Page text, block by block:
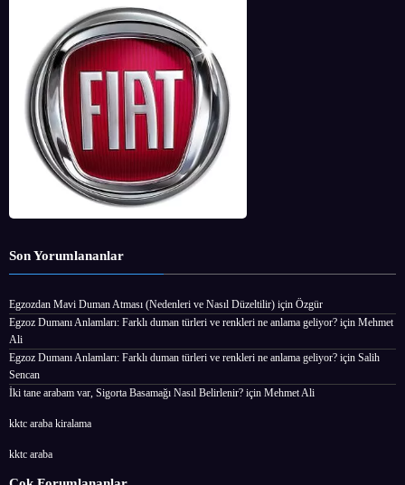
Son Yorumlananlar
Egzozdan Mavi Duman Atması (Nedenleri ve Nasıl Düzeltilir) için Özgür
Egzoz Dumanı Anlamları: Farklı duman türleri ve renkleri ne anlama geliyor? için Mehmet
Ali
Egzoz Dumanı Anlamları: Farklı duman türleri ve renkleri ne anlama geliyor? için Salih
Sencan
İki tane arabam var, Sigorta Basamağı Nasıl Belirlenir? için Mehmet Ali
kktc araba kiralama
kktc araba